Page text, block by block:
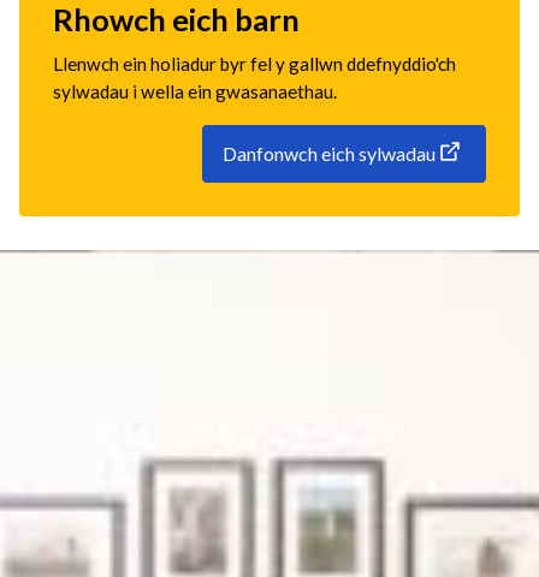
Rhowch eich barn
Llenwch ein holiadur byr fel y gallwn ddefnyddio'ch
sylwadau i wella ein gwasanaethau.
Danfonwch eich sylwadau